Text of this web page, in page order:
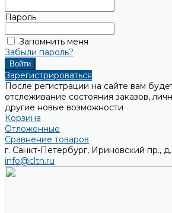
Пароль
Запомнить меня
Забыли пароль?
Зарегистрироваться
После регистрации на сайте вам
отслеживание состояния заказов,
другие новые возможности
Корзина
Отложенные
Сравнение товаров
г. Санкт-Петербург, Ириновский пр.,
info@cltn.ru